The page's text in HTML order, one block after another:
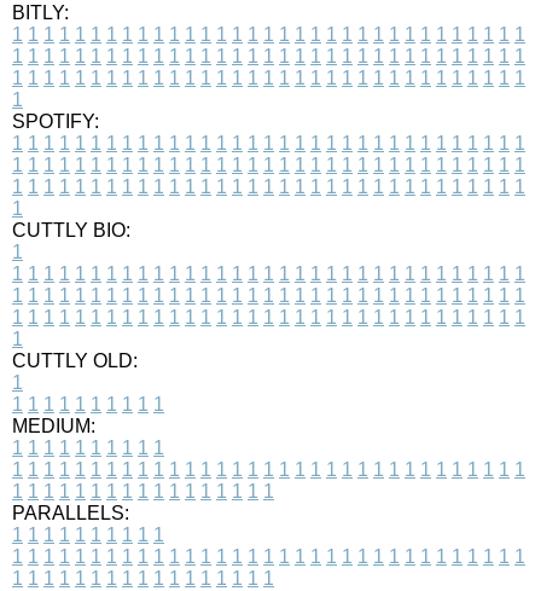
BITLY:
1 1 1 1 1 1 1 1 1 1 1 1 1 1 1 1 1 1 1 1 1 1 1 1 1 1 1 1 1 1 1 1 1
1 1 1 1 1 1 1 1 1 1 1 1 1 1 1 1 1 1 1 1 1 1 1 1 1 1 1 1 1 1 1 1 1
1 1 1 1 1 1 1 1 1 1 1 1 1 1 1 1 1 1 1 1 1 1 1 1 1 1 1 1 1 1 1 1 1
1
SPOTIFY:
1 1 1 1 1 1 1 1 1 1 1 1 1 1 1 1 1 1 1 1 1 1 1 1 1 1 1 1 1 1 1 1 1
1 1 1 1 1 1 1 1 1 1 1 1 1 1 1 1 1 1 1 1 1 1 1 1 1 1 1 1 1 1 1 1 1
1 1 1 1 1 1 1 1 1 1 1 1 1 1 1 1 1 1 1 1 1 1 1 1 1 1 1 1 1 1 1 1 1
1
CUTTLY BIO:
1
1 1 1 1 1 1 1 1 1 1 1 1 1 1 1 1 1 1 1 1 1 1 1 1 1 1 1 1 1 1 1 1 1
1 1 1 1 1 1 1 1 1 1 1 1 1 1 1 1 1 1 1 1 1 1 1 1 1 1 1 1 1 1 1 1 1
1 1 1 1 1 1 1 1 1 1 1 1 1 1 1 1 1 1 1 1 1 1 1 1 1 1 1 1 1 1 1 1 1
1
CUTTLY OLD:
1
1 1 1 1 1 1 1 1 1 1
MEDIUM:
1 1 1 1 1 1 1 1 1 1
1 1 1 1 1 1 1 1 1 1 1 1 1 1 1 1 1 1 1 1 1 1 1 1 1 1 1 1 1 1 1 1 1
1 1 1 1 1 1 1 1 1 1 1 1 1 1 1 1 1
PARALLELS:
1 1 1 1 1 1 1 1 1 1
1 1 1 1 1 1 1 1 1 1 1 1 1 1 1 1 1 1 1 1 1 1 1 1 1 1 1 1 1 1 1 1 1
1 1 1 1 1 1 1 1 1 1 1 1 1 1 1 1 1